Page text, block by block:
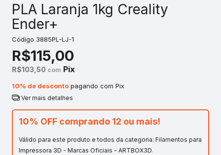
PLA Laranja 1kg Creality
Ender+
Código 3885PL-LJ-1
R$115,00
R$103,50 com Pix
10% de desconto pagando com Pix
Ver mais detalhes
10% OFF comprando 12 ou mais!
Válido para este produto e todos da categoria: Filamentos para
Impressora 3D - Marcas Oficiais - ARTBOX3D.